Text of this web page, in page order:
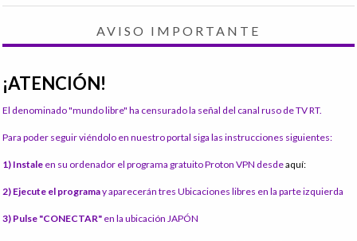
AVISO IMPORTANTE
¡ATENCIÓN!
El denominado "mundo libre" ha censurado la señal del canal ruso de TV RT.
Para poder seguir viéndolo en nuestro portal siga las instrucciones siguientes:
1) Instale en su ordenador el programa gratuito Proton VPN desdeaquí:
2) Ejecute el programay aparecerán tres Ubicaciones libres en la parte izquierda
3) Pulse "CONECTAR" en la ubicación JAPÓN